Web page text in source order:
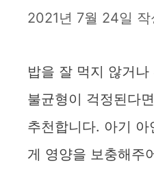
2021년 7월 24일 작
밥을 잘 먹지 않거
불균형이 걱정된다
추천합니다. 아기 아
게 영양을 보충해주